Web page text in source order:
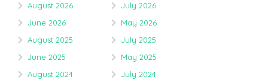
August 2026
July 2026
June 2026
May 2026
August 2025
July 2025
June 2025
May 2025
August 2024
July 2024